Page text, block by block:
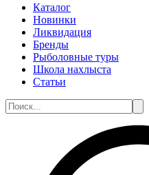
Каталог
Новинки
Ликвидация
Бренды
Рыболовные туры
Школа нахлыста
Статьи